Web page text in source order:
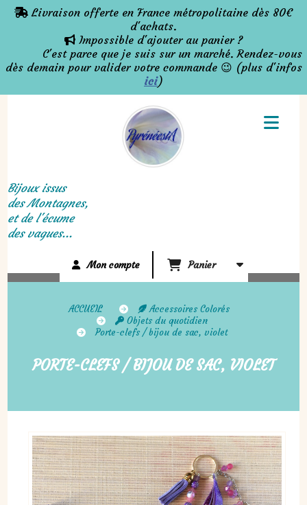
 Livraison offerte en France métropolitaine dès 80€
d'achats.
 Impossible d'ajouter au panier ?
C'est parce que je suis sur un marché. Rendez-vous
dès demain pour valider votre commande 😉 (plus d'infos
ici)
Bijoux issus
des Montagnes,
et de l'écume
des vagues...
Mon compte Panier
ACCUEIL
Accessoires Colorés
Objets du quotidien
Porte-clefs / bijou de sac, violet
PORTE-CLEFS / BIJOU DE SAC, VIOLET
Panneau de gestion des cookies